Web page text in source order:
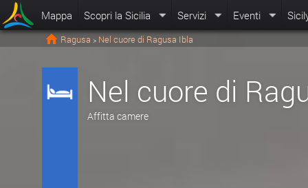
Mappa Scopri la Sicilia Servizi Eventi
Ragusa > Nel cuore di Ragusa Ibla
Nel cuore di
Affitta camere